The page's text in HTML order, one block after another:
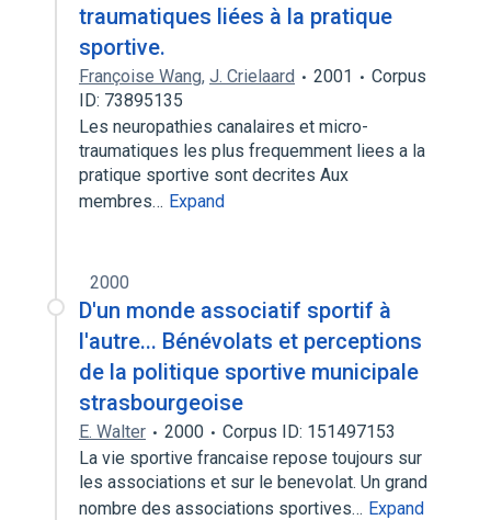
traumatiques liées à la pratique
sportive.
Françoise Wang, J. Crielaard 2001
Corpus
ID: 73895135
Les neuropathies canalaires et micro-
traumatiques les plus frequemment liees a la
pratique sportive sont decrites Aux
membres… Expand
2000
D'un monde associatif sportif à
l'autre... Bénévolats et perceptions
de la politique sportive municipale
strasbourgeoise
E. Walter 2000
Corpus ID: 151497153
La vie sportive francaise repose toujours sur
les associations et sur le benevolat. Un grand
nombre des associations sportives… Expand